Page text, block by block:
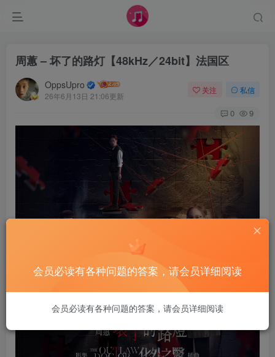
周蕙 – 坏了的路灯【48kHz／24bit】法国区
OppsUpro
26年6月13日 21:06更新
关注 私信
0 9
会员必读有各种问题的答案，请会员详细阅读
会员必读有各种问题的答案，请会员详细阅读